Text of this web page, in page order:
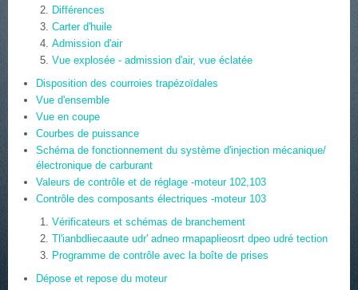
Différences
Carter d'huile
Admission d'air
Vue explosée - admission d'air, vue éclatée
Disposition des courroies trapézoïdales
Vue d'ensemble
Vue en coupe
Courbes de puissance
Schéma de fonctionnement du système d'injection mécanique/
électronique de carburant
Valeurs de contrôle et de réglage -moteur 102,103
Contrôle des composants électriques -moteur 103
Vérificateurs et schémas de branchement
Tl'ianbdliecaaute udr' adneo rmapaplieosrt dpeo udré tection
Programme de contrôle avec la boîte de prises
Dépose et repose du moteur